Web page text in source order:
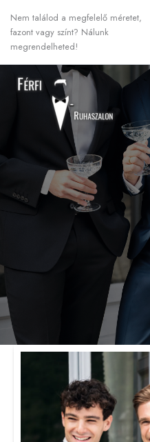
Nem találod a megfelelő méretet,
fazont vagy színt? Nálunk
megrendelheted!